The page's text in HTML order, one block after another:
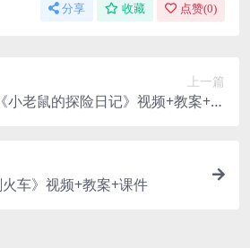
分享 收藏 点赞(0)
上一篇
小老鼠的探险日记》视频+教案+课
车》视频+教案+课件